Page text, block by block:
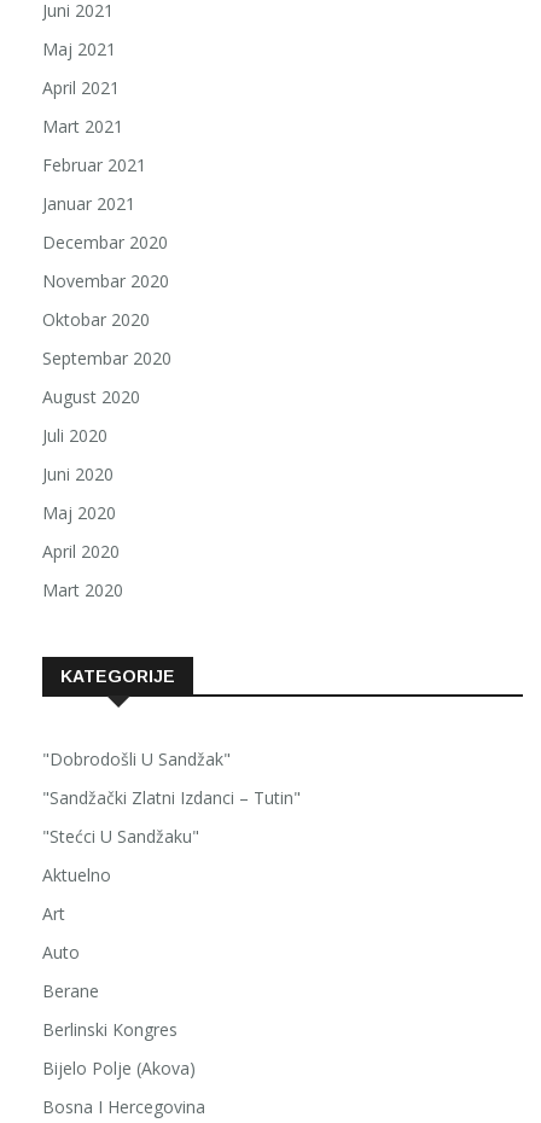
Juni 2021
Maj 2021
April 2021
Mart 2021
Februar 2021
Januar 2021
Decembar 2020
Novembar 2020
Oktobar 2020
Septembar 2020
August 2020
Juli 2020
Juni 2020
Maj 2020
April 2020
Mart 2020
KATEGORIJE
"Dobrodošli U Sandžak"
"Sandžački Zlatni Izdanci – Tutin"
"Stećci U Sandžaku"
Aktuelno
Art
Auto
Berane
Berlinski Kongres
Bijelo Polje (Akova)
Bosna I Hercegovina